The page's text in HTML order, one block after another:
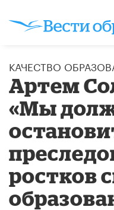
КАЧЕСТВО
Артем
«Мы
ростков